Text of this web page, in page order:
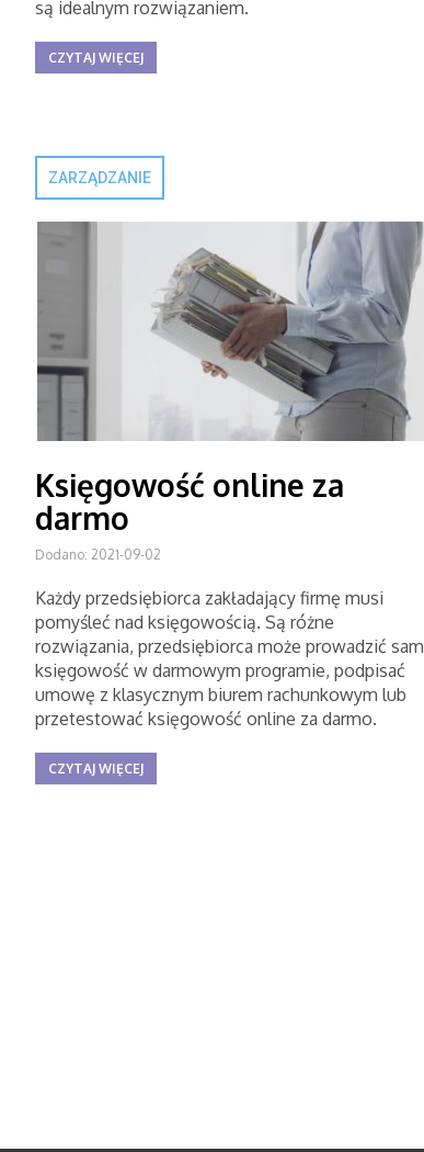
są idealnym rozwiązaniem.
CZYTAJ WIĘCEJ
ZARZĄDZANIE
Księgowość online za
darmo
Dodano: 2021-09-02
Każdy przedsiębiorca zakładający firmę musi
pomyśleć nad księgowością. Są różne
rozwiązania, przedsiębiorca może prowadzić sam
księgowość w darmowym programie, podpisać
umowę z klasycznym biurem rachunkowym lub
przetestować księgowość online za darmo.
CZYTAJ WIĘCEJ